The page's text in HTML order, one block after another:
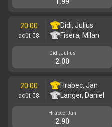
20:00
août 08
Didi, Julius
Fisera, Milan
Didi, Julius
2.00
20:00
août 08
Hrabec, Jan
Langer, Daniel
Hrabec, Jan
2.90